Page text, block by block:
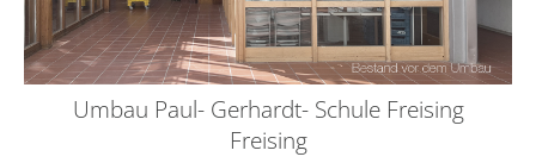
Umbau Paul- Gerhardt- Schule Freising
Freising